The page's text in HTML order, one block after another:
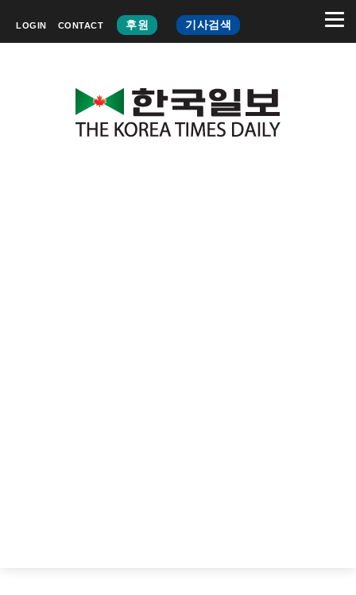
LOGIN CONTACT 후원 기사검색